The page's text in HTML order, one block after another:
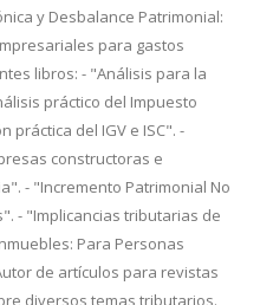
y Desbalance Patrimonial:
para gastos
libros: - "Análisis para la
práctico del Impuesto
práctica del IGV e ISC". -
constructoras e
- "Incremento Patrimonial No
- "Implicancias tributarias de
Para Personas
de artículos para revistas
diversos temas tributarios.